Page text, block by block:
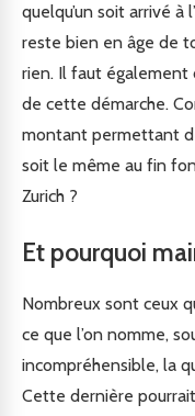
quelqu’un soit arrivé à
reste bien en âge de
rien. Il faut également
de cette démarche.
montant permettant
soit le même au fin
Zurich ?
Et pourquoi
Nombreux sont ceux
ce que l’on nomme,
incompréhensible, la
Cette dernière